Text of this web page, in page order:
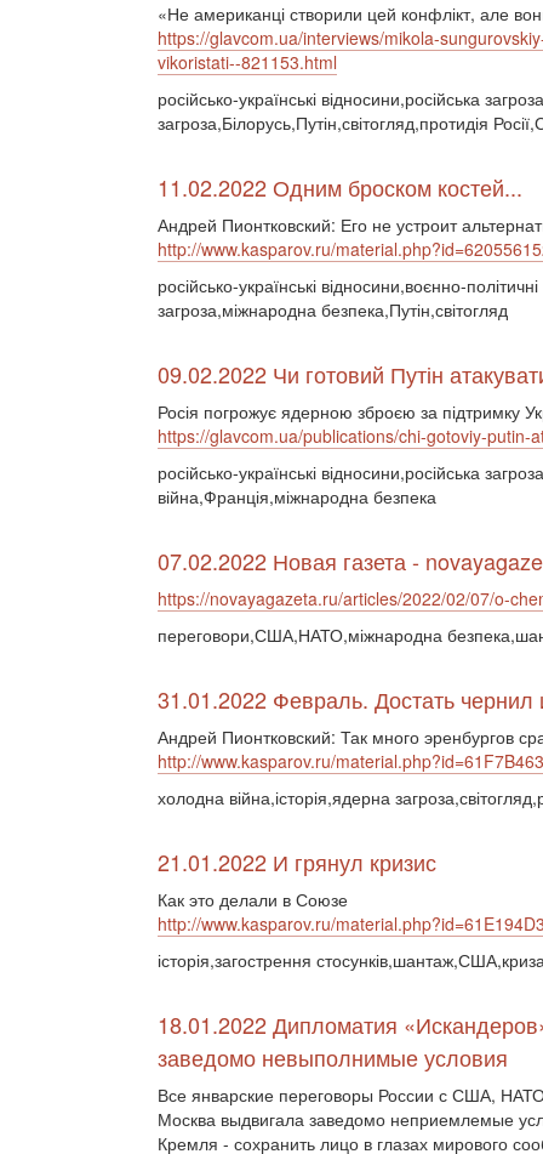
«Не американці створили цей конфлікт, але
https://glavcom.ua/interviews/mikola-
vikoristati--821153.html
російсько-українські відносини,російська
загроза,Білорусь,Путін,світогляд,протидія
11.02.2022 Одним броском костей...
Андрей Пионтковский: Его не устроит
http://www.kasparov.ru/
російсько-українські відносини,воєнно-
загроза,міжнародна безпека,Путін,світогляд
09.02.2022 Чи готовий Путін
Росія погрожує ядерною зброєю за підтримку
https://glavcom.ua/publications/chi-gotoviy-putin-
російсько-українські відносини,російська
війна,Франція,міжнародна безпека
07.02.2022 Новая газета -
https://novayagazeta.ru/articles/2022/02/07/o-
переговори,США,НАТО,міжнародна
31.01.2022 Февраль. Достать чернил
Андрей Пионтковский: Так много эренбургов
http://www.kasparov.ru/
холодна війна,історія,ядерна
21.01.2022 И грянул кризис
Как это делали в Союзе
http://www.kasparov.ru/
історія,загострення
18.01.2022 Дипломатия
заведомо невыполнимые условия
Все январские переговоры России с США,
Москва выдвигала заведомо неприемлемые
Кремля - сохранить лицо в глазах мирового